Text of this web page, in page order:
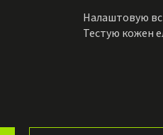
Налаштовую
Тестую кожен